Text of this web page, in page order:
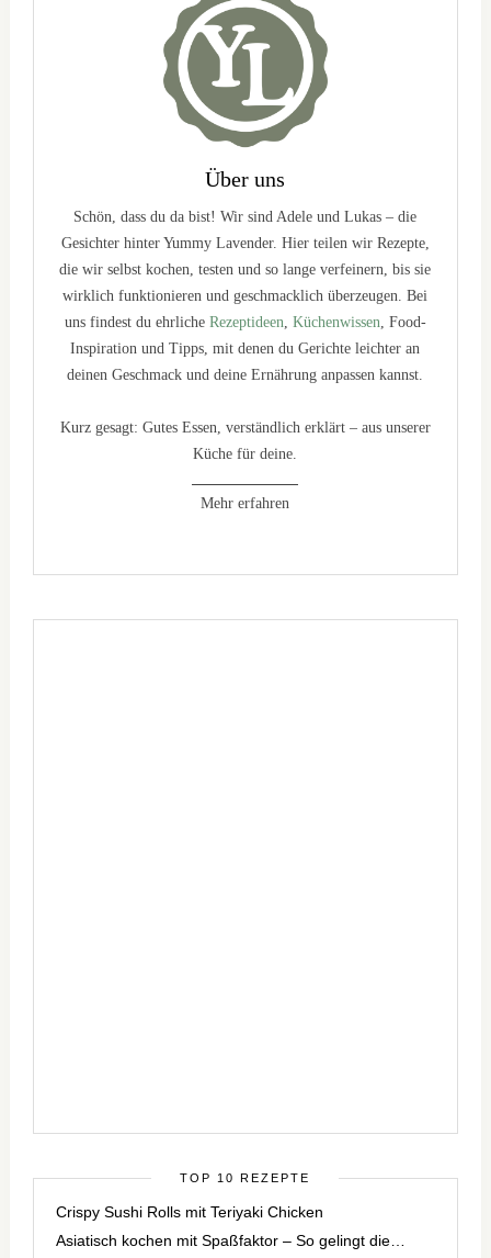
Über uns
Schön, dass du da bist! Wir sind Adele und Lukas – die
Gesichter hinter Yummy Lavender. Hier teilen wir Rezepte,
die wir selbst kochen, testen und so lange verfeinern, bis sie
wirklich funktionieren und geschmacklich überzeugen. Bei
uns findest du ehrliche Rezeptideen Küchenwissen , Food-
Inspiration und Tipps, mit denen du Gerichte leichter an
deinen Geschmack und deine Ernährung anpassen kannst.
Kurz gesagt: Gutes Essen, verständlich erklärt – aus unserer
Küche für deine.
Mehr erfahren
TOP 10 REZEPTE
Crispy Sushi Rolls mit Teriyaki Chicken
Asiatisch kochen mit Spaßfaktor – So gelingt die…